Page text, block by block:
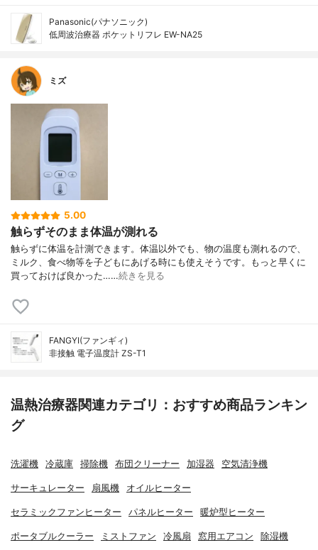
Panasonic(パナソニック)
低周波治療器 ポケットリフレ EW-NA25
ミズ
5.00
触らずそのまま体温が測れる
触らずに体温を計測できます。体温以外でも、物の温度も測れるので、
ミルク、食べ物等を子どもにあげる時にも使えそうです。もっと早くに
買っておけば良かった……続きを見る
FANGYI(ファンギィ)
非接触 電子温度計 ZS-T1
温熱治療器関連カテゴリ：おすすめ商品ランキン
グ
洗濯機 冷蔵庫 掃除機 布団クリーナー 加湿器 空気清浄機
サーキュレーター 扇風機 オイルヒーター
セラミックファンヒーター パネルヒーター 暖炉型ヒーター
ポータブルクーラー ミストファン 冷風扇 窓用エアコン 除湿機